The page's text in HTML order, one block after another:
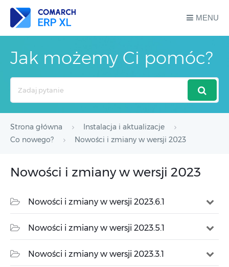
MENU
Jak możemy Ci pomóc?
Strona główna
Instalacja i aktualizacje
Co nowego?
Nowości i zmiany w wersji 2023
Nowości i zmiany w wersji 2023
Nowości i zmiany w wersji 2023.6.1
Nowości i zmiany w wersji 2023.5.1
Nowości i zmiany w wersji 2023.3.1